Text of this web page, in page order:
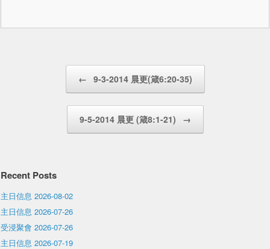
← 9-3-2014 晨更(箴6:20-35)
9-5-2014 晨更 (箴8:1-21) →
Recent Posts
主日信息 2026-08-02
主日信息 2026-07-26
受浸聚會 2026-07-26
主日信息 2026-07-19